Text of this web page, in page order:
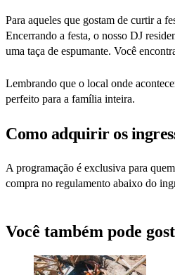
Para aqueles que gostam de curtir a
Encerrando a festa, o nosso DJ
uma taça de espumante. Você
Lembrando que o local onde
perfeito para a família inteira.
Como adquirir os
A programação é exclusiva para
compra no regulamento abaixo do
Você também pode